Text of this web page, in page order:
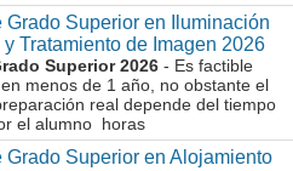
Grado Superior en Iluminación
Tratamiento de Imagen 2026
Superior 2026 - Es factible
menos de 1 año, no obstante el
real depende del tiempo
el alumno horas
Grado Superior en Alojamiento